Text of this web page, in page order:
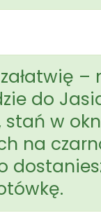
–
do
stań w
na